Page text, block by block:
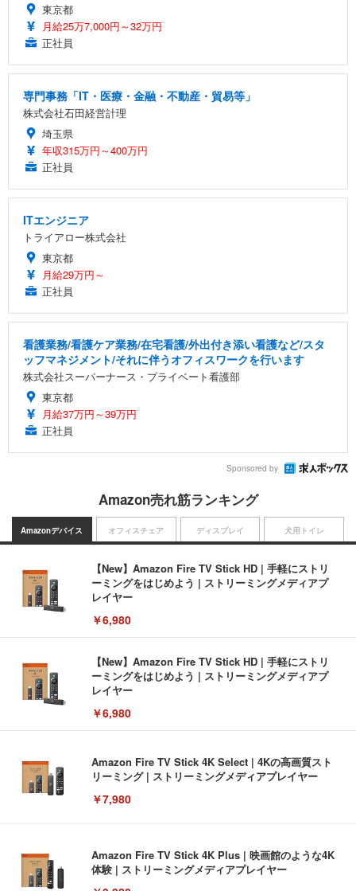
東京都
月給25万7,000円～32万円
正社員
専門事務「IT・医療・金融・不動産・貿易等」
株式会社石田経営計理
埼玉県
年収315万円～400万円
正社員
ITエンジニア
トライアロー株式会社
東京都
月給29万円～
正社員
看護業務/看護ケア業務/在宅看護/外出付き添い看護など/スタ
ッフマネジメント/それに伴うオフィスワークを行います
株式会社スーパーナース・プライベート看護部
東京都
月給37万円～39万円
正社員
Sponsored by
Amazon売れ筋ランキング
Amazonデバイス
【New】Amazon Fire TV Stick HD | 手軽にストリ
ーミングをはじめよう | ストリーミングメディアプ
レイヤー
￥6,980
【New】Amazon Fire TV Stick HD | 手軽にストリ
ーミングをはじめよう | ストリーミングメディアプ
レイヤー
￥6,980
Amazon Fire TV Stick 4K Select | 4Kの高画質スト
リーミング | ストリーミングメディアプレイヤー
￥7,980
Amazon Fire TV Stick 4K Plus | 映画館のような4K
体験 | ストリーミングメディアプレイヤー
オフィスチェア ディスプレイ 犬用トイレ